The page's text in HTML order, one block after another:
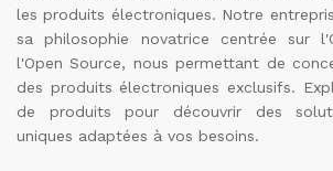
les produits électroniques. Notre
sa philosophie novatrice centrée sur
l'Open Source, nous permettant de
des produits électroniques exclusifs.
de produits pour découvrir des
uniques adaptées à vos besoins.